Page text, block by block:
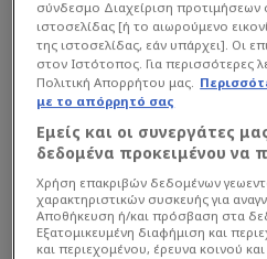
σύνδεσμο Διαχείριση προτιμήσεων
ιστοσελίδας [ή το αιωρούμενο
της ιστοσελίδας, εάν υπάρχει]. Οι
στον Ιστότοπος. Για περισσότερες
Πολιτική Απορρήτου μας.
με το απόρρητό σας
Εμείς και οι συνεργάτες
δεδομένα προκειμένου να
Χρήση επακριβών δεδομένων
χαρακτηριστικών συσκευής για
Αποθήκευση ή/και πρόσβαση στα
Εξατομικευμένη διαφήμιση και
και περιεχομένου, έρευνα κοινού